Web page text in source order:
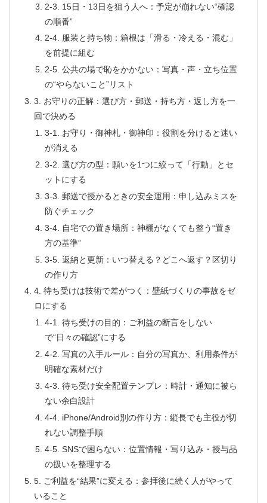
2-3. 15日・13日を狙う人へ：予定が崩れない“確認
の順番”
2-4. 服装と持ち物：箱根は「滑る・冷える・混む」
を前提に組む
2-5. 公共の場で恥をかかない：写真・声・立ち位置
の“やらないこと”リスト
3. お守りの正解：選び方・郵送・持ち方・返し方を一
回で決める
3-1. お守り・御神札・御神印：役割を分けると迷い
が消える
3-2. 選び方の型：願いを1つに絞って「行動」とセ
ットにする
3-3. 郵送で授かるときの安全運用：申し込みミスを
防ぐチェック
3-4. 自宅での置き場所：神棚がなくても整う“置き
方の基準”
3-5. 返納と更新：いつ替える？どこへ返す？区切り
の作り方
4. 待ち受けは技術で差がつく：壁紙づくりの事故をゼ
ロにする
4-1. 待ち受けの目的：ご利益の断言をしない
で“日々の確認”にする
4-2. 写真の入手ルール：自分の写真か、利用条件が
明確な素材だけ
4-3. 待ち受け安全配置テンプレ：時計・通知に被ら
ない余白設計
4-4. iPhone/Android別の作り方：縦長でも主役が切
れない調整手順
4-5. SNSで困らない：位置情報・写り込み・授与品
の扱いを整理する
5. ご利益を“結果”に変える：参拝後に続く人がやって
いること